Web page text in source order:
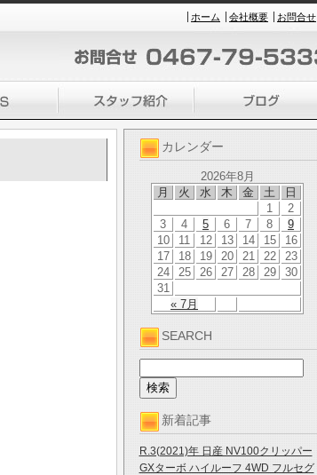
ホーム 会社概要 お問合せ
カレンダー
2026年8月
月
火 水 木 金 土 日
« 7月
1
2
3
4 5 6 7 8
9
10
11 12 13 14 15
16
17
18 19 20 21 22
23
24
25 26 27 28 29
30
31
SEARCH
新着記事
R.3(2021)年 日産 NV100クリッパー
GXターボ ハイルーフ 4WD フルセグ